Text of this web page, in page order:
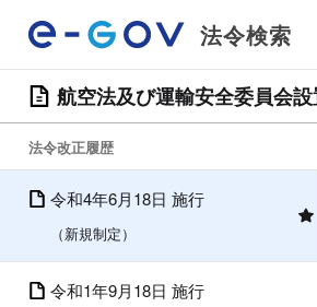
法令検索
航空法及び運輸安全委員会
法令改正履歴
令和4年6月18日 施行
（新規制定）
令和1年9月18日 施行